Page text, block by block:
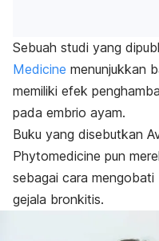
Sebuah studi yang
Medicine menunjukkan
memiliki efek
pada embrio ayam.
Buku yang disebutkan
Phytomedicine pun
sebagai cara
gejala bronkitis.